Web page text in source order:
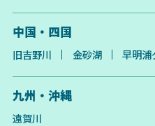
中国・四国
旧吉野川 金砂湖 早明浦
九州・沖縄
遠賀川